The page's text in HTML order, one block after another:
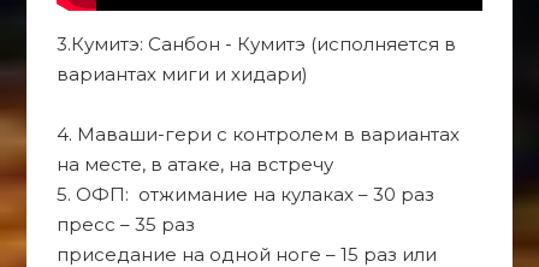
3.Кумитэ: Санбон - Кумитэ (исполняется в
вариантах миги и хидари)
4. Маваши-гери с контролем в вариантах
на месте, в атаке, на встречу
5. ОФП: отжимание на кулаках – 30 раз
пресс – 35 раз
приседание на одной ноге – 15 раз или